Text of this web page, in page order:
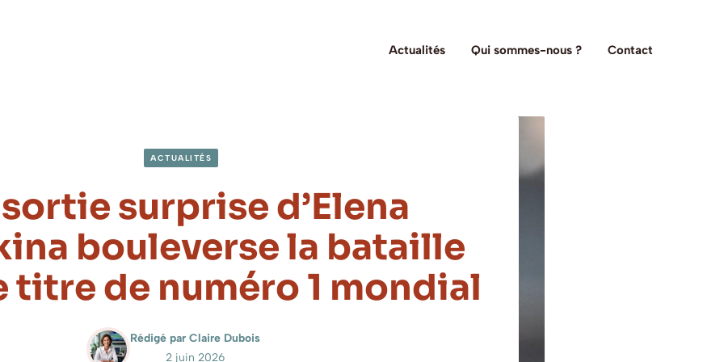
Actualités Qui sommes-nous ? Contact
ACTUALITÉS
sortie surprise d’Elena
bouleverse la bataille
titre de numéro 1 mondial
Rédigé par Claire Dubois
2 juin 2026